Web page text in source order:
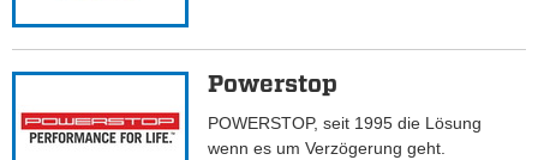
Powerstop
POWERSTOP, seit 1995 die Lösung
wenn es um Verzögerung geht.